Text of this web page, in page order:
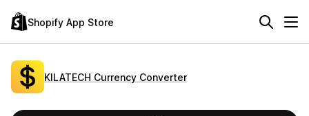
Shopify App Store
KILATECH Currency Converter